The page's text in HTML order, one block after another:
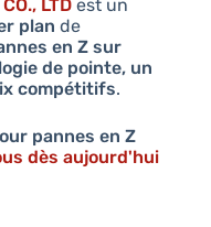
LTDest un
plan de
en Z sur
de pointe, un
compétitifs.
pannes en Z
dès aujourd'hui